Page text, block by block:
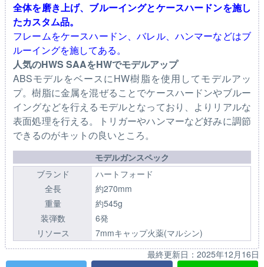
全体を磨き上げ、ブルーイングとケースハードンを施し
たカスタム品。
フレームをケースハードン、バレル、ハンマーなどはブ
ルーイングを施してある。
人気のHWS SAAをHWでモデルアップ
ABSモデルをベースにHW樹脂を使用してモデルアッ
プ。樹脂に金属を混ぜることでケースハードンやブルー
イングなどを行えるモデルとなっており、よりリアルな
表面処理を行える。トリガーやハンマーなど好みに調節
できるのがキットの良いところ。
モデルガンスペック
ブランド
ハートフォード
全長
約270mm
重量
約545g
装弾数
6発
リソース
7mmキャップ火薬(マルシン)
最終更新日： 2025年12月16日